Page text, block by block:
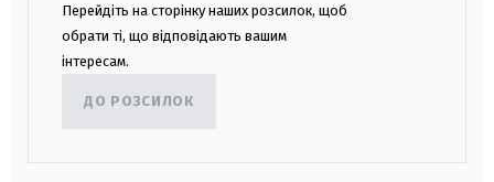
Перейдіть на сторінку наших розсилок, щоб
обрати ті, що відповідають вашим
інтересам.
ДО РОЗСИЛОК